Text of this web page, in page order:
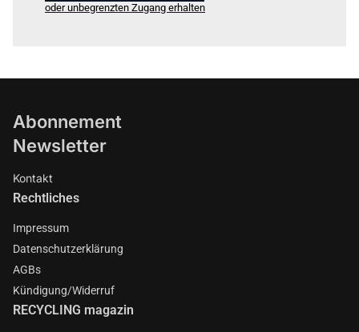
oder unbegrenzten Zugang erhalten
Abonnement
Newsletter
Kontakt
Rechtliches
Impressum
Datenschutzerklärung
AGBs
Kündigung/Widerruf
RECYCLING magazin